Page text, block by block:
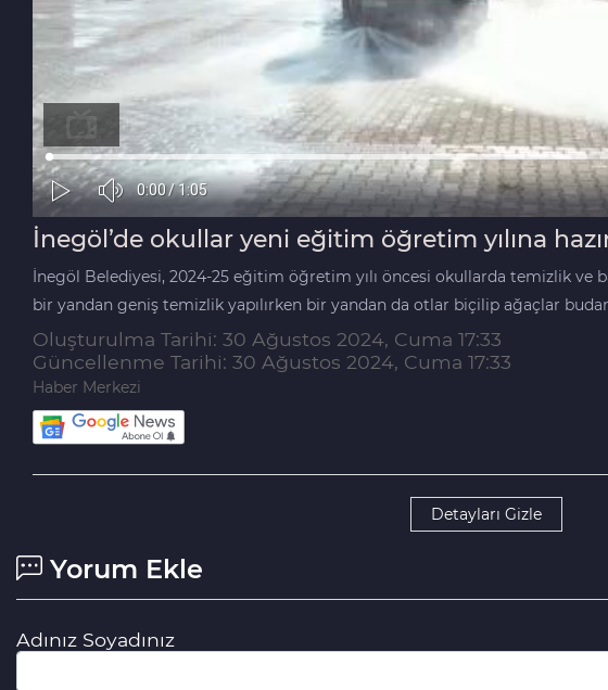
İnegöl’de okullar yeni eğitim öğretim yılına
İnegöl Belediyesi, 2024-25 eğitim öğretim yılı öncesi okullarda temizlik ve
bir yandan geniş temizlik yapılırken bir yandan da otlar biçilip ağaçlar
Oluşturulma Tarihi: 30 Ağustos 2024, Cuma 17:33
Güncellenme Tarihi: 30 Ağustos 2024, Cuma 17:33
Haber Merkezi
Detayları Gizle
Yorum Ekle
Adınız Soyadınız